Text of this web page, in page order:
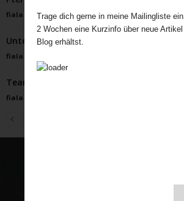
fiala September 12, 2023
Unterwegs auf dem Cotswold Way – ein
fiala
Tearooms als Keimzelle für Frauenrechte
fiala
Trage dich gerne in meine Mailingliste
2 Wochen eine Kurzinfo über neue
Blog erhältst.